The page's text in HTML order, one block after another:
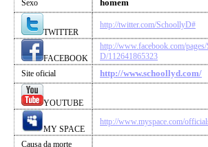
Sexo
homem
TWITTER
http://twitter.com/SchoollyD#
FACEBOOK
http://www.facebook.com/
D/112641865323
Site oficial
http://www.schoollyd.com/
YOUTUBE
MY SPACE
http://www.myspace.com/
Causa da morte